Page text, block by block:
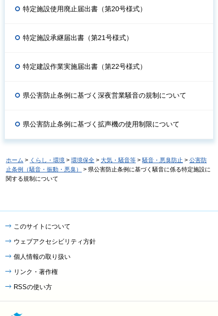
特定施設使用廃止届出書（第20号様式）
特定施設承継届出書（第21号様式）
特定建設作業実施届出書（第22号様式）
県公害防止条例に基づく深夜営業騒音の規制について
県公害防止条例に基づく拡声機の使用制限について
ホーム > くらし・環境 > 環境保全 > 大気・騒音等 > 騒音・悪臭防止 > 公害防
止条例（騒音・振動・悪臭）
> 県公害防止条例に基づく騒音に係る特定施設に
関する規制について
このサイトについて
ウェブアクセシビリティ方針
個人情報の取り扱い
リンク・著作権
RSSの使い方